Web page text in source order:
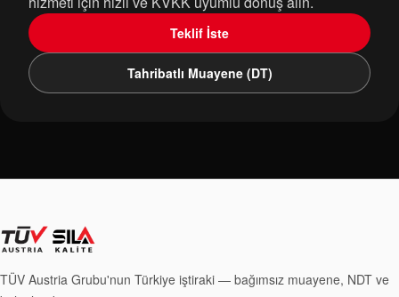
Teklif İste
Tahribatlı Muayene (DT)
TÜV Austria Grubu'nun Türkiye iştiraki — bağımsız muayene, NDT ve